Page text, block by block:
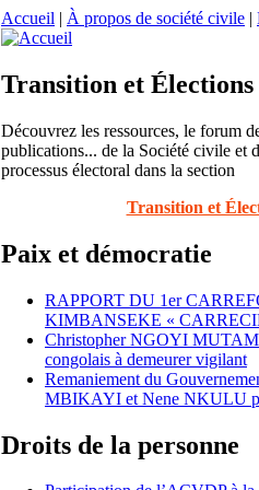
Accueil | À propos de société civile |
Transition et Élections
Découvrez les ressources, le forum
publications... de la Société civile et
processus électoral dans la section
Transition et
Paix et démocratie
RAPPORT DU 1er
KIMBANSEKE «
Christopher NGOYI
congolais à demeurer vigilant
Remaniement du
MBIKAYI et Nene NKULU
Droits de la personne